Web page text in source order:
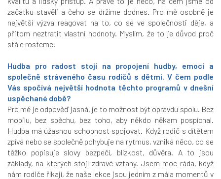
začátku stavěli a čeho se držíme dodnes. Pro mě osobně je
největší výzva reagovat na to, co se ve společnosti děje, a
přitom neztratit vlastní hodnoty. Myslím, že to je důvod proč
stále rosteme.
Hudba pro radost stojí na propojení hudby, emocí a
společně stráveného času rodičů s dětmi. V čem podle
Vás spočívá největší hodnota těchto programů v dnešní
uspěchané době?
Pro mě je odpověď jasná, je to možnost být opravdu spolu. Bez
mobilu, bez spěchu, bez toho, aby někdo někam pospíchal.
Hudba má úžasnou schopnost spojovat. Když rodič s dítětem
zpívá nebo se společně pohybuje na rytmus, vzniká něco, co se
těžko popisuje slovy bezpečí, blízkost, důvěra. A to jsou
základy, na kterých stojí zdravé vztahy. Jsem moc ráda, když
nám rodiče říkají, že naše lekce jsou jedním z mála momentů v